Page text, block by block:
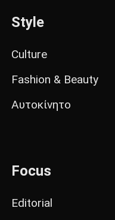
Style
Culture
Fashion & Beauty
Αυτοκίνητο
Focus
Editorial